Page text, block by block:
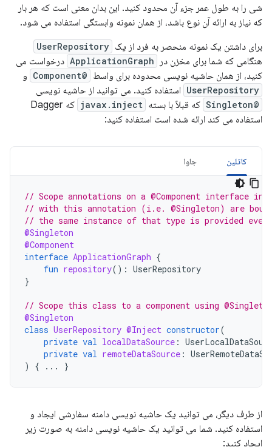
شی را به طول عمر جزء آن محدود کنید. این بدان معنی است که هر بار
که نیاز به ارائه آن نوع باشد، از همان نمونه وابستگی استفاده می شود.
برای داشتن یک نمونه منحصر به فرد از یک UserRepository
هنگامی که شما برای مخزن در ApplicationGraph درخواست می
کنید، از همان حاشیه نویسی محدوده برای واسط @Component و
UserRepository استفاده کنید. می توانید از حاشیه نویسی
@Singleton که قبلاً با بسته javax.inject
که Dagger
استفاده می کند ارائه شده است استفاده کنید:
کاتلین جاوا
// Scope annotations on a @Component interface
// with this annotation (i.e. @Singleton) are
// the same instance of that type is provided
@Singleton
@Component
interface ApplicationGraph {
fun repository(): UserRepository
}
// Scope this class to a component using
@Singleton
class UserRepository @Inject constructor(
private val localDataSource :
private val remoteDataSource :
)
{ ... }
از طرف دیگر، می توانید یک حاشیه نویسی دامنه سفارشی ایجاد و
استفاده کنید. شما می توانید یک حاشیه نویسی دامنه به صورت زیر
ایجاد کنید: